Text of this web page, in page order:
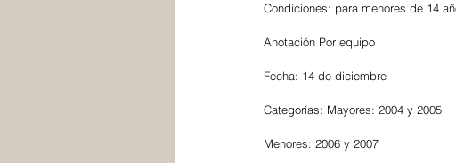
Condiciones: para menores de 14
Anotación Por equipo
Fecha: 14 de diciembre
Categorías: Mayores: 2004 y 2005
Menores: 2006 y 2007